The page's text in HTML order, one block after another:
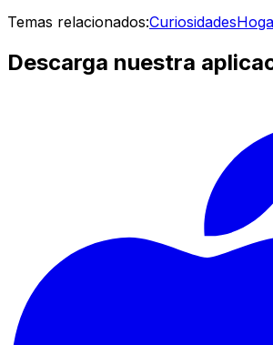
Temas relacionados:Curiosidades
Descarga nuestra